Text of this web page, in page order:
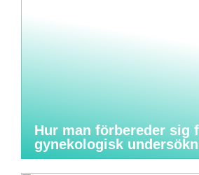
Hur man förbereder sig
gynekologisk